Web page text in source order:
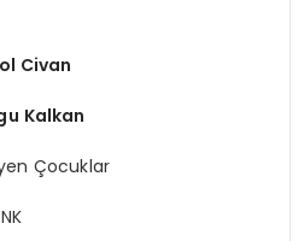
Civan
Kalkan
Çocuklar